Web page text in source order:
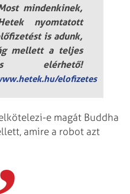
mindenkinek,
nyomtatott
is adunk,
mellett a teljes
elérhető!
elofizetes
e magát Buddha
amire a robot azt